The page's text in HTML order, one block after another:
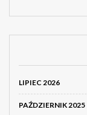
LIPIEC 2026
PAŹDZIERNIK 2025